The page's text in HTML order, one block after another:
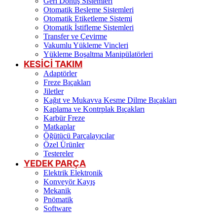
Otomatik Besleme Sistemleri
Otomatik Etiketleme Sistemi
Otomatik İstifleme Sistemleri
Transfer ve Çevirme
Vakumlu Yükleme Vinçleri
Yükleme Boşaltma Manipülatörleri
KESİCİ TAKIM
Adaptörler
Freze Bıçakları
Jiletler
Kağıt ve Mukavva Kesme Dilme Bıçakları
Kaplama ve Kontrplak Bıçakları
Karbür Freze
Matkaplar
Öğütücü Parçalayıcılar
Özel Ürünler
Testereler
YEDEK PARÇA
Elektrik Elektronik
Konveyör Kayış
Mekanik
Pnömatik
Software